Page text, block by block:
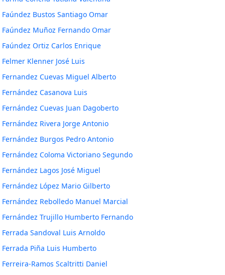
Faúndez Bustos Santiago Omar
Faúndez Muñoz Fernando Omar
Faúndez Ortiz Carlos Enrique
Felmer Klenner José Luis
Fernandez Cuevas Miguel Alberto
Fernández Casanova Luis
Fernández Cuevas Juan Dagoberto
Fernández Rivera Jorge Antonio
Fernández Burgos Pedro Antonio
Fernández Coloma Victoriano Segundo
Fernández Lagos José Miguel
Fernández López Mario Gilberto
Fernández Rebolledo Manuel Marcial
Fernández Trujillo Humberto Fernando
Ferrada Sandoval Luis Arnoldo
Ferrada Piña Luis Humberto
Ferreira-Ramos Scaltritti Daniel